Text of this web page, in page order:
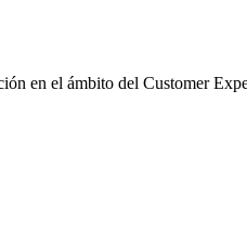
en el ámbito del Customer